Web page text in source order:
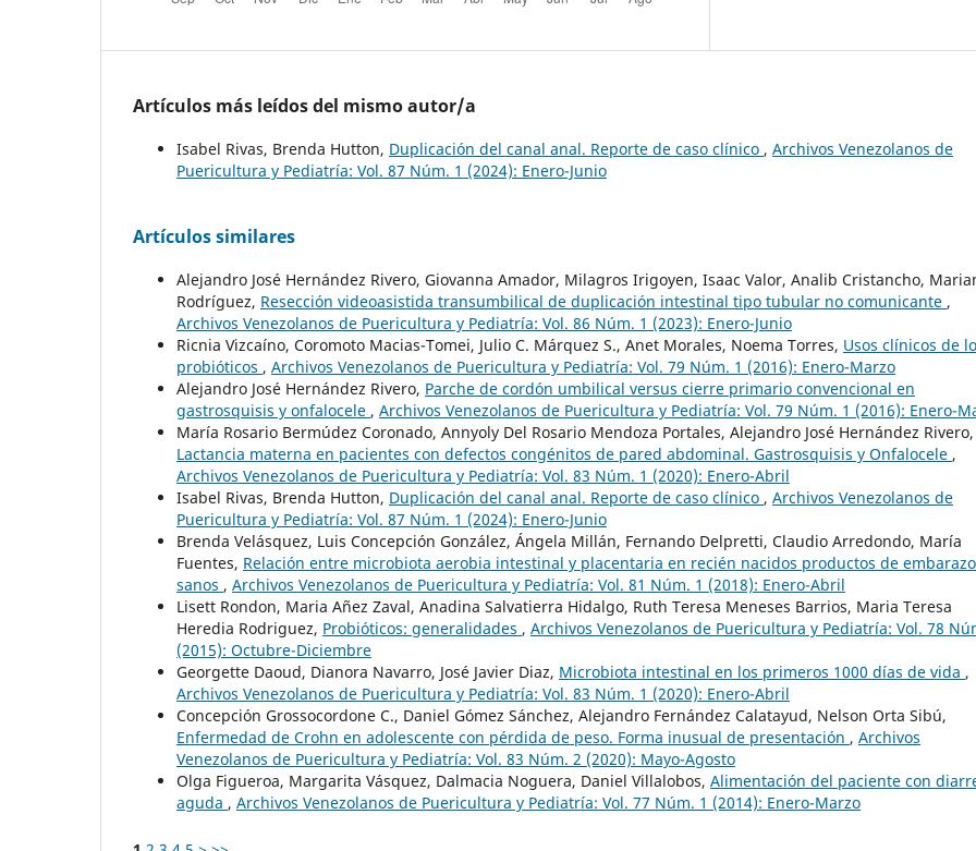
Artículos más leídos del mismo autor/a
Isabel Rivas, Brenda Hutton, Duplicación del canal anal. Reporte de caso clínico , Archivos Venezolanos de
Puericultura y Pediatría: Vol. 87 Núm. 1 (2024): Enero-Junio
Artículos similares
Alejandro José Hernández Rivero, Giovanna Amador, Milagros Irigoyen, Isaac Valor, Analib Cristancho,
Rodríguez, Resección videoasistida transumbilical de duplicación intestinal tipo tubular no comunicante ,
Archivos Venezolanos de Puericultura y Pediatría: Vol. 86 Núm. 1 (2023): Enero-Junio
Ricnia Vizcaíno, Coromoto Macias-Tomei, Julio C. Márquez S., Anet Morales, Noema Torres, Usos clínicos de
probióticos , Archivos Venezolanos de Puericultura y Pediatría: Vol. 79 Núm. 1 (2016): Enero-Marzo
Alejandro José Hernández Rivero, Parche de cordón umbilical versus cierre primario convencional en
gastrosquisis y onfalocele , Archivos Venezolanos de Puericultura y Pediatría: Vol. 79 Núm. 1 (2016): Enero-
María Rosario Bermúdez Coronado, Annyoly Del Rosario Mendoza Portales, Alejandro José Hernández Rivero,
Lactancia materna en pacientes con defectos congénitos de pared abdominal. Gastrosquisis y Onfalocele ,
Archivos Venezolanos de Puericultura y Pediatría: Vol. 83 Núm. 1 (2020): Enero-Abril
Isabel Rivas, Brenda Hutton, Duplicación del canal anal. Reporte de caso clínico , Archivos Venezolanos de
Puericultura y Pediatría: Vol. 87 Núm. 1 (2024): Enero-Junio
Brenda Velásquez, Luis Concepción González, Ángela Millán, Fernando Delpretti, Claudio Arredondo, María
Fuentes, Relación entre microbiota aerobia intestinal y placentaria en recién nacidos productos de
sanos , Archivos Venezolanos de Puericultura y Pediatría: Vol. 81 Núm. 1 (2018): Enero-Abril
Lisett Rondon, Maria Añez Zaval, Anadina Salvatierra Hidalgo, Ruth Teresa Meneses Barrios, Maria Teresa
Heredia Rodriguez, Probióticos: generalidades , Archivos Venezolanos de Puericultura y Pediatría: Vol. 78
(2015): Octubre-Diciembre
Georgette Daoud, Dianora Navarro, José Javier Diaz, Microbiota intestinal en los primeros 1000 días de vida ,
Archivos Venezolanos de Puericultura y Pediatría: Vol. 83 Núm. 1 (2020): Enero-Abril
Concepción Grossocordone C., Daniel Gómez Sánchez, Alejandro Fernández Calatayud, Nelson Orta Sibú,
Enfermedad de Crohn en adolescente con pérdida de peso. Forma inusual de presentación , Archivos
Venezolanos de Puericultura y Pediatría: Vol. 83 Núm. 2 (2020): Mayo-Agosto
Olga Figueroa, Margarita Vásquez, Dalmacia Noguera, Daniel Villalobos, Alimentación del paciente con
aguda , Archivos Venezolanos de Puericultura y Pediatría: Vol. 77 Núm. 1 (2014): Enero-Marzo